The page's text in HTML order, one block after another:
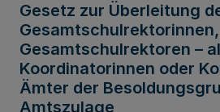
Gesetz zur Überleitung
Gesamtschulrektorinnen,
Gesamtschulrektoren –
Koordinatorinnen oder
Ämter der
Amtszulage